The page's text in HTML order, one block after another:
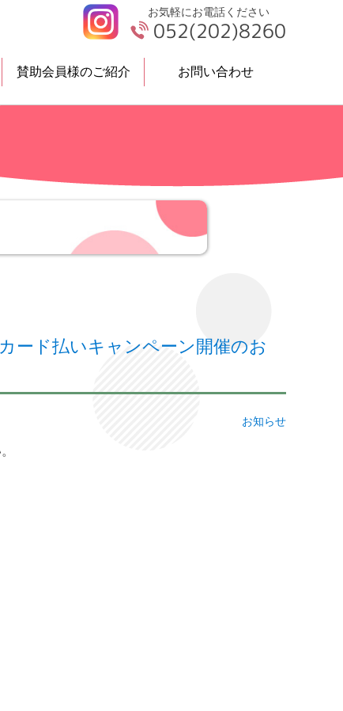
お気軽にお電話ください
052(202)8260
賛助会員様のご紹介 お問い合わせ
プライバシーポリシー
ード払いキャンペーン開催のお
お知らせ